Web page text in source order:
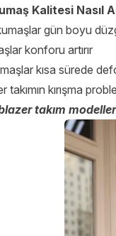
Kalitesi Nasıl
gün boyu
konforu artırır
kısa sürede
kırışma
takım